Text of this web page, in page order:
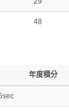
48
年度積分